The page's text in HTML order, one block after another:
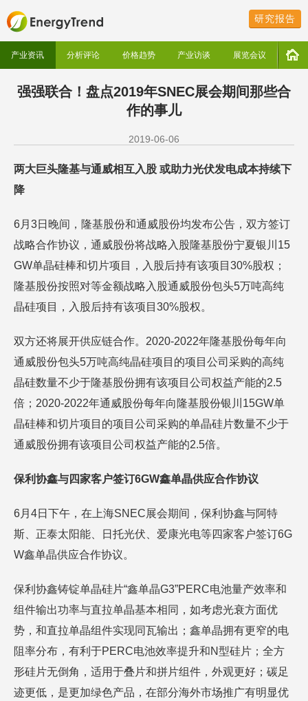
研究报告
产业资讯 分析评论 价格趋势 产业访谈 展览会议
强强联合！盘点2019年SNEC展会期间那些合
作的事儿
2019-06-06
两大巨头隆基与通威相互入股 或助力光伏发电成本持续下
降
6月3日晚间，隆基股份和通威股份均发布公告，双方签订
战略合作协议，通威股份将战略入股隆基股份宁夏银川15
GW单晶硅棒和切片项目，入股后持有该项目30%股权；
隆基股份按照对等金额战略入股通威股份包头5万吨高纯
晶硅项目，入股后持有该项目30%股权。
双方还将展开供应链合作。2020-2022年隆基股份每年向
通威股份包头5万吨高纯晶硅项目的项目公司采购的高纯
晶硅数量不少于隆基股份拥有该项目公司权益产能的2.5
倍；2020-2022年通威股份每年向隆基股份银川15GW单
晶硅棒和切片项目的项目公司采购的单晶硅片数量不少于
通威股份拥有该项目公司权益产能的2.5倍。
保利协鑫与四家客户签订6GW鑫单晶供应合作协议
6月4日下午，在上海SNEC展会期间，保利协鑫与阿特
斯、正泰太阳能、日托光伏、爱康光电等四家客户签订6G
W鑫单晶供应合作协议。
保利协鑫铸锭单晶硅片“鑫单晶G3”PERC电池量产效率和
组件输出功率与直拉单晶基本相同，如考虑光衰方面优
势，和直拉单晶组件实现同瓦输出；鑫单晶拥有更窄的电
阻率分布，有利于PERC电池效率提升和N型硅片；全方
形硅片无倒角，适用于叠片和拼片组件，外观更好；碳足
迹更低，是更加绿色产品，在部分海外市场推广有明显优